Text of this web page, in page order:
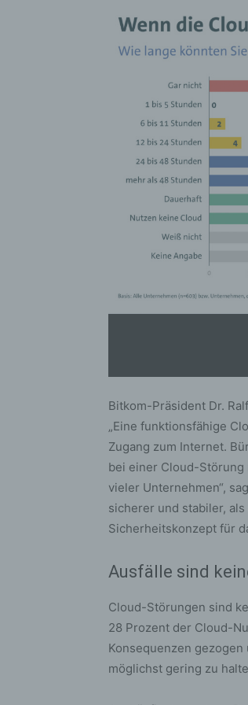
Bitkom-Präsident Dr.
„Eine funktionsfähige
Zugang zum Internet.
bei einer Cloud-Störung
vieler Unternehmen“,
sicherer und stabiler,
Sicherheitskonzept für
Ausfälle sind
Cloud-Störungen sind
28 Prozent der Cloud-
Konsequenzen
möglichst gering zu